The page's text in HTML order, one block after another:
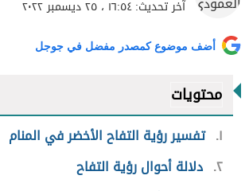
آخر تحديث:١٦:٥٤ ، ٢٥ ديسمبر ٢٠٢٢
أضف موضوع كمصدر مفضل في جوجل
محتويات
١ تفسير رؤية التفاح الأخضر في المنام
٢ دلالة أحوال رؤية التفاح